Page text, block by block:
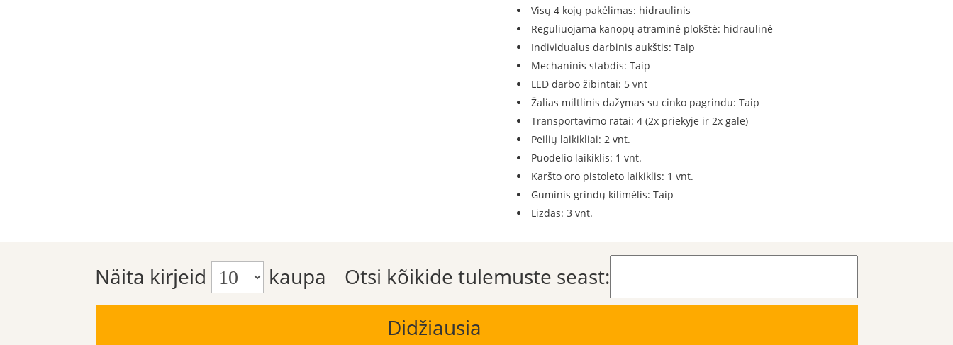
Visų 4 kojų pakėlimas: hidraulinis
Reguliuojama kanopų atraminė plokštė: hidraulinė
Individualus darbinis aukštis: Taip
Mechaninis stabdis: Taip
LED darbo žibintai: 5 vnt
Žalias miltlinis dažymas su cinko pagrindu: Taip
Transportavimo ratai: 4 (2x priekyje ir 2x gale)
Peilių laikikliai: 2 vnt.
Puodelio laikiklis: 1 vnt.
Karšto oro pistoleto laikiklis: 1 vnt.
Guminis grindų kilimėlis: Taip
Lizdas: 3 vnt.
Näita kirjeid kaupa Otsi kõikide tulemuste seast:
Didžiausia